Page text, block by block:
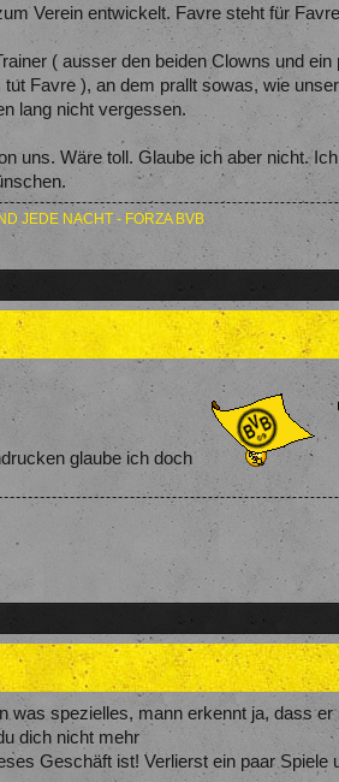
Verein entwickelt. Favre steht für
( ausser den beiden Clowns und
Favre ), an dem prallt sowas, wie
lang nicht vergessen.
uns. Wäre toll. Glaube ich aber nicht.
JEDE NACHT - FORZA BVB
glaube ich doch
was spezielles, mann erkennt ja, dass
dich nicht mehr
Geschäft ist! Verlierst ein paar